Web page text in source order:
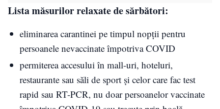
Lista măsurilor relaxate de sărbători:
eliminarea carantinei pe timpul nopţii pentru
persoanele nevaccinate împotriva COVID
permiterea accesului în mall-uri, hoteluri,
restaurante sau săli de sport şi celor care fac test
rapid sau RT-PCR, nu doar persoanelor vaccinate